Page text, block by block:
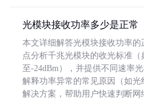
光模块接收功率多少是正常
本文详细解答光模块接收功率
点分析千兆光模块的收光标准（
至-24dBm），并提供不同速率
解释功率异常的常见原因（如光
解决方案，帮助用户快速判断网